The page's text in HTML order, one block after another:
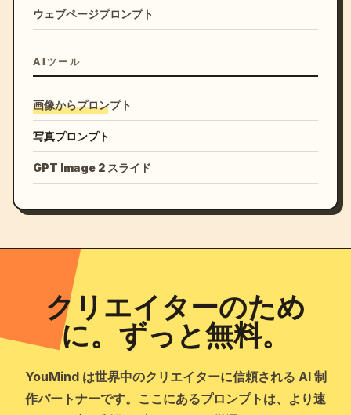
ウェブページプロンプト
AIツール
画像からプロンプト
写真プロンプト
GPT Image 2 スライド
クリエイターのため
に。ずっと無料。
YouMind は世界中のクリエイターに信頼される AI 制
作パートナーです。ここにあるプロンプトは、より速